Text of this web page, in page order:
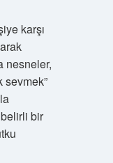
karşı
nesneler,
sevmek”
bir